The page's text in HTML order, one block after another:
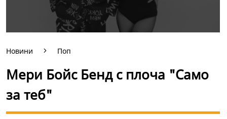
Новини Поп
Мери Бойс Бенд с плоча "Само
за теб"